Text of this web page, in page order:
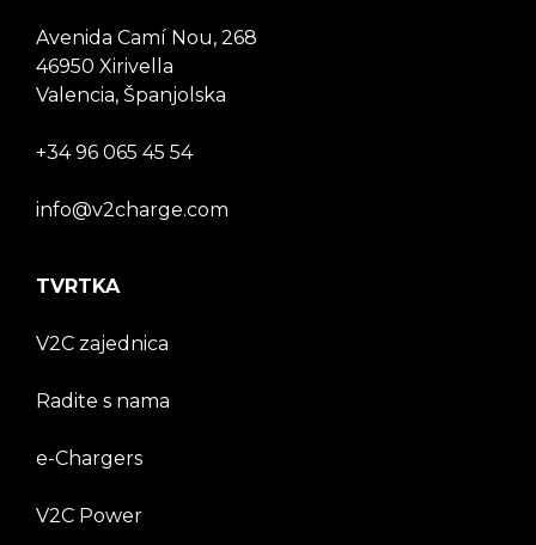
Avenida Camí Nou, 268
46950 Xirivella
Valencia, Španjolska
+34 96 065 45 54
info@v2charge.com
TVRTKA
V2C zajednica
Radite s nama
e-Chargers
V2C Power